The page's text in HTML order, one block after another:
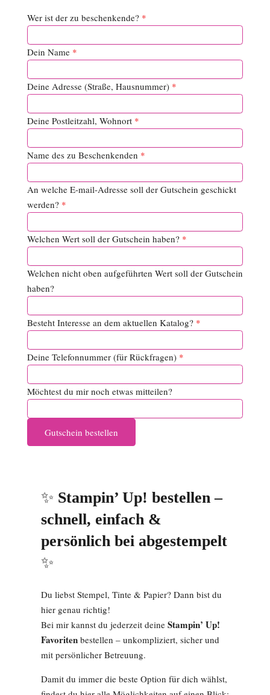
Wer ist der zu beschenkende? *
Dein Name *
Deine Adresse (Straße, Hausnummer) *
Deine Postleitzahl, Wohnort *
Name des zu Beschenkenden *
An welche E-mail-Adresse soll der Gutschein geschickt
werden? *
Welchen Wert soll der Gutschein haben? *
Welchen nicht oben aufgeführten Wert soll der Gutschein
haben?
Besteht Interesse an dem aktuellen Katalog? *
Deine Telefonnummer (für Rückfragen) *
Möchtest du mir noch etwas mitteilen?
✨ Stampin’ Up! bestellen –
schnell, einfach &
persönlich bei abgestempelt
✨
Du liebst Stempel, Tinte & Papier? Dann bist du
hier genau richtig!
Bei mir kannst du jederzeit deine Stampin’ Up!
Favoritenbestellen – unkompliziert, sicher und
mit persönlicher Betreuung.
Damit du immer die beste Option für dich wählst,